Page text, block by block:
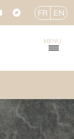
MENU
FR EN